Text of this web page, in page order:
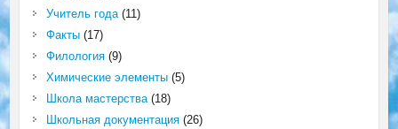
Учитель года(11)
Факты(17)
Филология(9)
Химические элементы(5)
Школа мастерства(18)
Школьная документация(26)